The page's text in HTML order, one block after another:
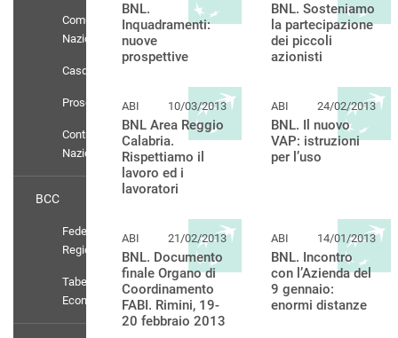
Comunicati
Nazionali
Casdic
Prosolidar
Contratto
Nazionale
BCC
Federazioni
Regionali
Tabelle
Economiche
BNL.
Inquadramenti:
nuove
prospettive
BNL. Sosteniamo
la partecipazione
dei piccoli
azionisti
ABI 10/03/2013
BNL Area Reggio
Calabria.
Rispettiamo il
lavoro ed i
lavoratori
ABI 24/02/2013
BNL. Il nuovo
VAP: istruzioni
per l’uso
ABI 21/02/2013
BNL. Documento
finale Organo di
Coordinamento
FABI. Rimini, 19-
20 febbraio 2013
ABI 14/01/2013
BNL. Incontro
con l’Azienda del
9 gennaio:
enormi distanze